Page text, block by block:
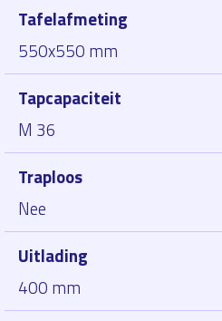
Tafelafmeting
550x550 mm
Tapcapaciteit
M 36
Traploos
Nee
Uitlading
400 mm